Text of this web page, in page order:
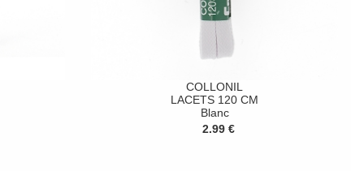
COLLONIL
LACETS 120 CM
Blanc
2.99 €